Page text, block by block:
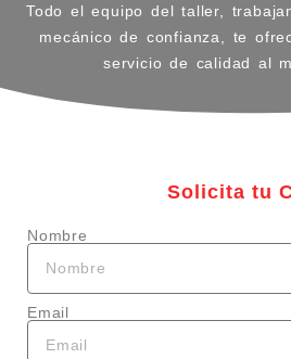
Todo el equipo del taller,
mecánico de confianza, te
servicio de calidad al
Solicita tu
Nombre
Email